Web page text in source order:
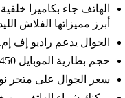
أبرز مميزاتها الفلاش
الجوال يدعم راديو إف إم.
حجم بطارية الموبايل 1450 مللي أمبير.
سعر الجوال على متجر نون 185.40 ريال